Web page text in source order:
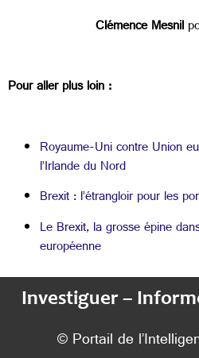
Clémence Mesnil
Pour aller plus loin :
Royaume-Uni contre Union
l’Irlande du Nord
Brexit : l’étrangloir pour les
Le Brexit, la grosse épine
européenne
Investiguer –
© Portail de